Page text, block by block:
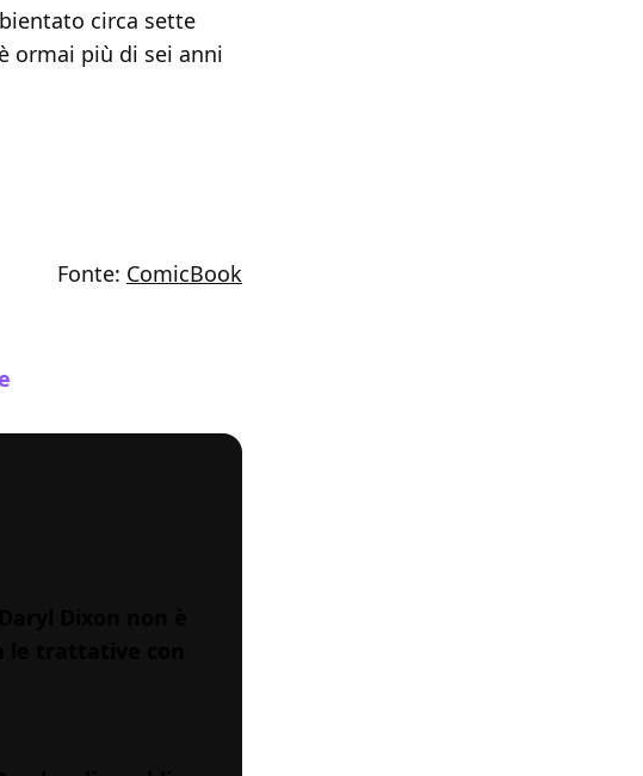
circa sette
ormai più di sei anni
Fonte: ComicBook
Dixon non è
le trattative con